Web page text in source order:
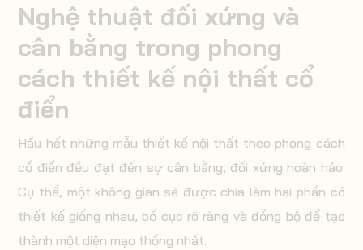
Nghệ thuật đối xứng và
cân bằng trong phong
cách thiết kế nội thất cổ
điển
Hầu hết những mẫu thiết kế nội thất theo phong cách
cổ điển đều đạt đến sự cân bằng, đối xứng hoàn hảo.
Cụ thể, một không gian sẽ được chia làm hai phần có
thiết kế giống nhau, bố cục rõ ràng và đồng bộ để tạo
thành một diện mạo thống nhất.